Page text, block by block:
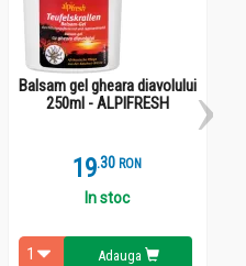
Balsam gel gheara diavolului
250ml - ALPIFRESH
19.3 RON
In stoc
Adauga